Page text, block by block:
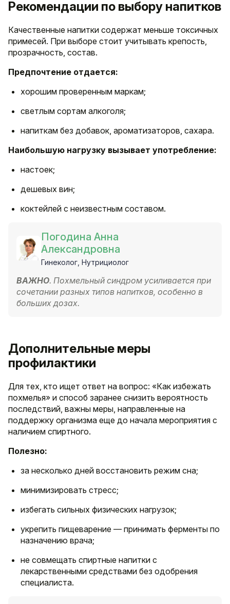
Рекомендации по выбору напитков
Качественные напитки содержат меньше токсичных
примесей. При выборе стоит учитывать крепость,
прозрачность, состав.
Предпочтение отдается:
хорошим проверенным маркам;
светлым сортам алкоголя;
напиткам без добавок, ароматизаторов, сахара.
Наибольшую нагрузку вызывает употребление:
настоек;
дешевых вин;
коктейлей с неизвестным составом.
Погодина Анна
Александровна
Гинеколог, Нутрициолог
ВАЖНО. Похмельный синдром усиливается при
сочетании разных типов напитков, особенно в
больших дозах.
Дополнительные меры
профилактики
Для тех, кто ищет ответ на вопрос: «Как избежать
похмелья» и способ заранее снизить вероятность
последствий, важны меры, направленные на
поддержку организма еще до начала мероприятия с
наличием спиртного.
Полезно:
за несколько дней восстановить режим сна;
минимизировать стресс;
избегать сильных физических нагрузок;
укрепить пищеварение — принимать ферменты по
назначению врача;
не совмещать спиртные напитки с
лекарственными средствами без одобрения
специалиста.